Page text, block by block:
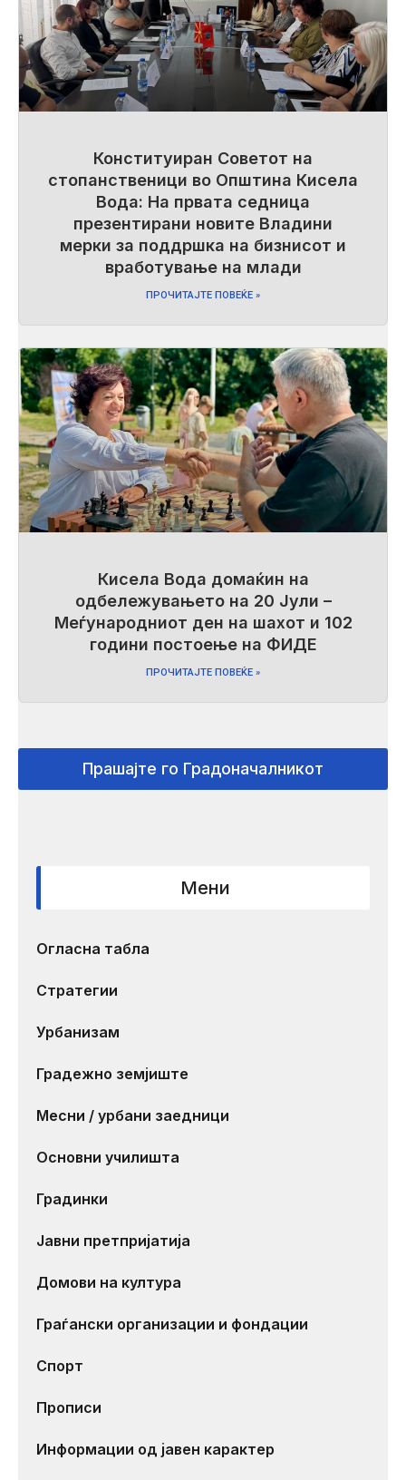
Конституиран Советот на
стопанственици во Општина Кисела
Вода: На првата седница
презентирани новите Владини
мерки за поддршка на бизнисот и
вработување на млади
ПРОЧИТАЈТЕ ПОВЕЌЕ »
Кисела Вода домаќин на
одбележувањето на 20 Јули –
Меѓународниот ден на шахот и 102
години постоење на ФИДЕ
ПРОЧИТАЈТЕ ПОВЕЌЕ »
Прашајте го Градоначалникот
Мени
Огласна табла
Стратегии
Урбанизам
Градежно земјиште
Месни / урбани заедници
Основни училишта
Градинки
Јавни претпријатија
Домови на култура
Граѓански организации и фондации
Спорт
Прописи
Информации од јавен карактер